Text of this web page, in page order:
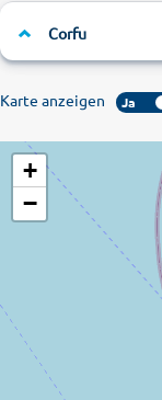
Corfu
Karte anzeigen Ja
+
−